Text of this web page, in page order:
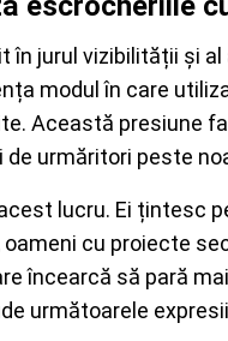
jurul vizibilității și
modul în care
Această presiune
urmăritori peste
lucru. Ei țintesc
cu proiecte
încearcă să pară
următoarele